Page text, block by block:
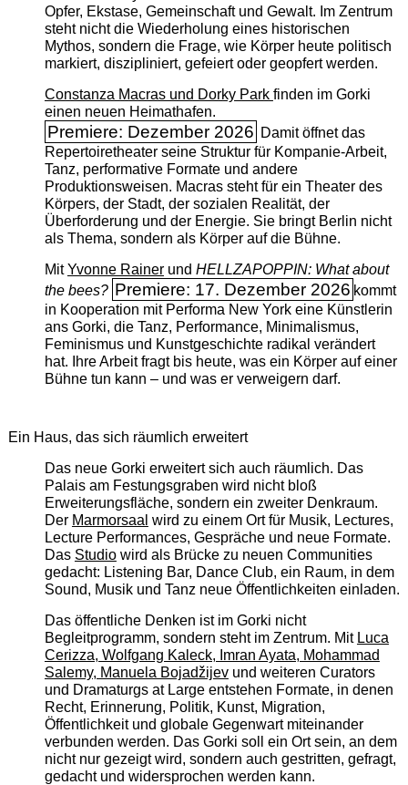
Opfer, Ekstase, Gemeinschaft und Gewalt. Im Zentrum
steht nicht die Wiederholung eines historischen
Mythos, sondern die Frage, wie Körper heute politisch
markiert, diszipliniert, gefeiert oder geopfert werden.
Constanza Macras und Dorky Park finden im Gorki
einen neuen Heimathafen.
Premiere: Dezember 2026 Damit öffnet das
Repertoiretheater seine Struktur für Kompanie-Arbeit,
Tanz, performative Formate und andere
Produktionsweisen. Macras steht für ein Theater des
Körpers, der Stadt, der sozialen Realität, der
Überforderung und der Energie. Sie bringt Berlin nicht
als Thema, sondern als Körper auf die Bühne.
MitYvonne Rainerund HELLZAPOPPIN: What about
the bees? Premiere: 17. Dezember 2026 kommt
in Kooperation mit Performa New York eine Künstlerin
ans Gorki, die Tanz, Performance, Minimalismus,
Feminismus und Kunstgeschichte radikal verändert
hat. Ihre Arbeit fragt bis heute, was ein Körper auf einer
Bühne tun kann – und was er verweigern darf.
Ein Haus, das sich räumlich erweitert
Das neue Gorki erweitert sich auch räumlich. Das
Palais am Festungsgraben wird nicht bloß
Erweiterungsfläche, sondern ein zweiter Denkraum.
Der Marmorsaal wird zu einem Ort für Musik, Lectures,
Lecture Performances, Gespräche und neue Formate.
Das Studiowird als Brücke zu neuen Communities
gedacht: Listening Bar, Dance Club, ein Raum, in dem
Sound, Musik und Tanz neue Öffentlichkeiten einladen.
Das öffentliche Denken ist im Gorki nicht
Begleitprogramm, sondern steht im Zentrum. Mit Luca
Cerizza, Wolfgang Kaleck, Imran Ayata, Mohammad
Salemy, Manuela Bojadžijevund weiteren Curators
und Dramaturgs at Large entstehen Formate, in denen
Recht, Erinnerung, Politik, Kunst, Migration,
Öffentlichkeit und globale Gegenwart miteinander
verbunden werden. Das Gorki soll ein Ort sein, an dem
nicht nur gezeigt wird, sondern auch gestritten, gefragt,
gedacht und widersprochen werden kann.